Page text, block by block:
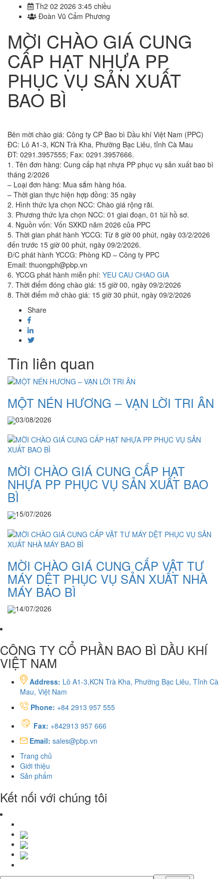
Th2 02 2026 3:45 chiều
Đoàn Vũ Cẩm Phương
MỜI CHÀO GIÁ CUNG
CẤP HẠT NHỰA PP
PHỤC VỤ SẢN XUẤT
BAO BÌ
Bên mời chào giá: Công ty CP Bao bì Dầu khí Việt Nam (PPC)
ĐC: Lô A1-3, KCN Trà Kha, Phường Bạc Liêu, tỉnh Cà Mau
ĐT: 0291.3957555; Fax: 0291.3957666.
1. Tên đơn hàng: Cung cấp hạt nhựa PP phục vụ sản xuất bao bì
tháng 2/2026
– Loại đơn hàng: Mua sắm hàng hóa.
– Thời gian thực hiện hợp đồng: 35 ngày
2. Hình thức lựa chọn NCC: Chào giá rộng rãi.
3. Phương thức lựa chọn NCC: 01 giai đoạn, 01 túi hồ sơ.
4. Nguồn vốn: Vốn SXKD năm 2026 của PPC
5. Thời gian phát hành YCCG: Từ 8 giờ 00 phút, ngày 03/2/2026
đến trước 15 giờ 00 phút, ngày 09/2/2026.
Đ/C phát hành YCCG: Phòng KD – Công ty PPC
Email: thuongph@pbp.vn
6. YCCG phát hành miễn phí: YEU CAU CHAO GIA
7. Thời điểm đóng chào giá: 15 giờ 00, ngày 09/2/2026
8. Thời điểm mở chào giá: 15 giờ 30 phút, ngày 09/2/2026
Share
Tin liên quan
MỘT NÉN HƯƠNG – VẠN LỜI TRI ÂN
03/08/2026
MỜI CHÀO GIÁ CUNG CẤP HẠT
NHỰA PP PHỤC VỤ SẢN XUẤT BAO
BÌ
15/07/2026
MỜI CHÀO GIÁ CUNG CẤP VẬT TƯ
MÁY DỆT PHỤC VỤ SẢN XUẤT NHÀ
MÁY BAO BÌ
14/07/2026
CÔNG TY CỔ PHẦN BAO BÌ DẦU KHÍ
VIỆT NAM
Address: Lô A1-3,KCN Trà Kha, Phường Bạc Liêu, Tỉnh Cà
Mau, Việt Nam
Phone: +84 2913 957 555
Fax: +842913 957 666
Email: sales@pbp.vn
Trang chủ
Giới thiệu
Sản phẩm
Kết nối với chúng tôi